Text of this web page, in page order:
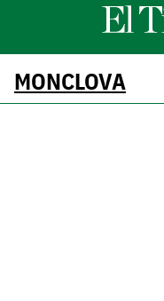
MONCLOVA